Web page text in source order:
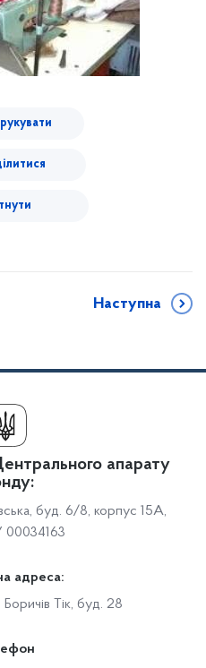
Наступна
апарату
буд. 6/8, корпус 15А,
адреса:
Тік, буд. 28